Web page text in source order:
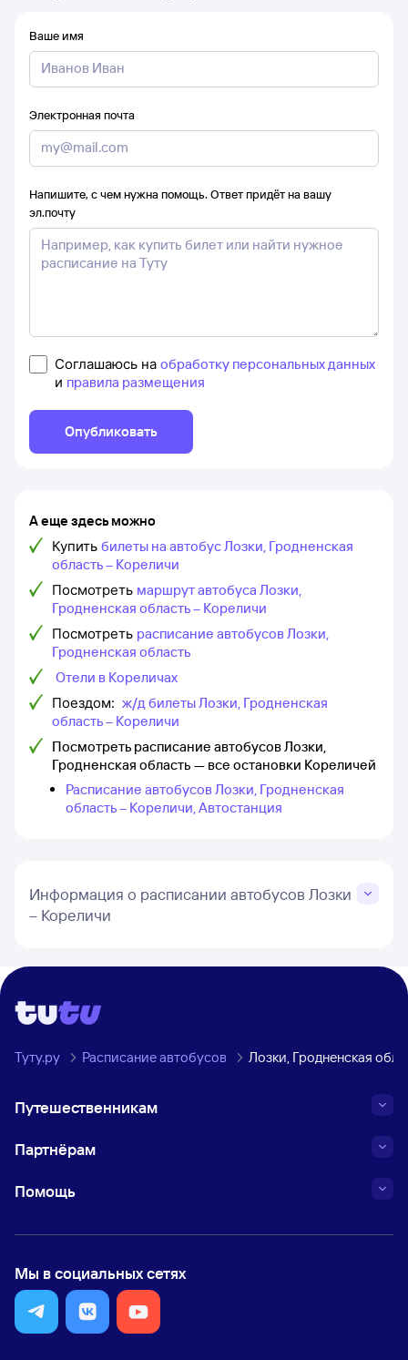
Ваше имя
Электронная почта
Напишите, с чем нужна помощь. Ответ придёт на вашу
эл.почту
Соглашаюсь на обработку персональных данных
и правила размещения
Опубликовать
А еще здесь можно
Купить билеты на автобус Лозки, Гродненская
область – Кореличи
Посмотреть маршрут автобуса Лозки,
Гродненская область – Кореличи
Посмотреть расписание автобусов Лозки,
Гродненская область
Отели в Кореличах
Поездом: ж/д билеты Лозки, Гродненская
область – Кореличи
Посмотреть расписание автобусов Лозки,
Гродненская область — все остановки Кореличей
Расписание автобусов Лозки, Гродненская
область – Кореличи, Автостанция
Информация о расписании автобусов Лозки
– Кореличи
Туту.ру Расписание автобусов Лозки, Гродненская
Путешественникам
Партнёрам
Помощь
Мы в социальных сетях